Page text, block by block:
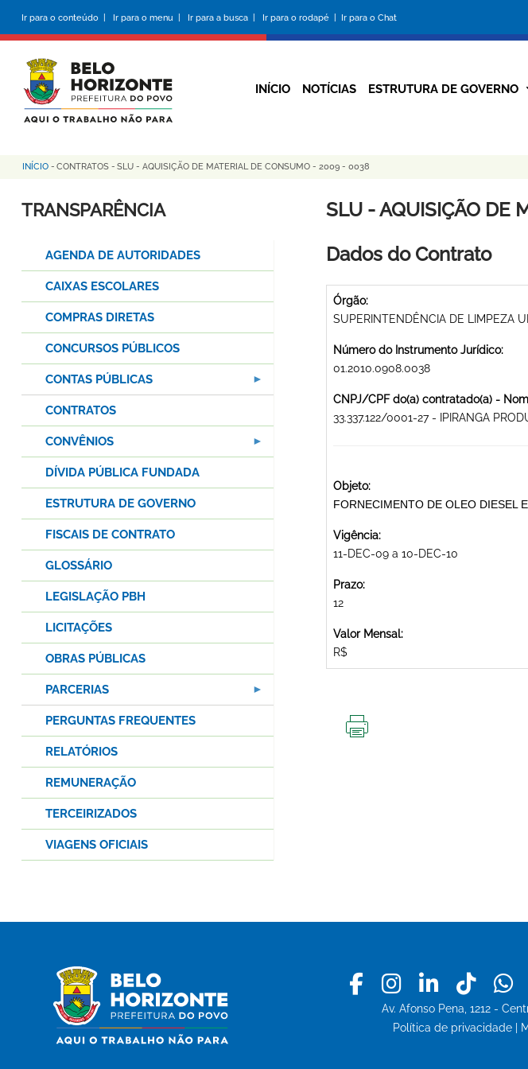
conteúdo
principal
Ir para o conteúdo | Ir para o menu | Ir para a busca | Ir para o rodapé | Ir para o Chat
da
INÍCIO NOTÍCIAS ESTRUTURA DE GOVERNO
Trilha
de
INÍCIO - CONTRATOS - SLU - AQUISIÇÃO DE MATERIAL DE CONSUMO - 2009 - 0038
SLU - AQUISIÇÃO DE
Dados do Contrato
Órgão:
SUPERINTENDÊNCIA DE LIMPEZA
Número do Instrumento Jurídico:
01.2010.0908.0038
CNPJ/CPF do(a) contratado(a) -
33.337.122/0001-27 - IPIRANGA
Objeto:
FORNECIMENTO DE OLEO DIESEL
Vigência:
11-DEC-09 a 10-DEC-10
Prazo:
12
Valor Mensal:
R$
TRANSPARÊNCIA
AGENDA DE AUTORIDADES
CAIXAS ESCOLARES
COMPRAS DIRETAS
CONCURSOS PÚBLICOS
CONTAS PÚBLICAS
CONTRATOS
CONVÊNIOS
DÍVIDA PÚBLICA FUNDADA
ESTRUTURA DE GOVERNO
FISCAIS DE CONTRATO
GLOSSÁRIO
LEGISLAÇÃO PBH
LICITAÇÕES
OBRAS PÚBLICAS
PARCERIAS
PERGUNTAS FREQUENTES
RELATÓRIOS
REMUNERAÇÃO
TERCEIRIZADOS
VIAGENS OFICIAIS
Facebook
Instagram
Linkedin
Av. Afonso Pena, 1212 -
Política de privacidade